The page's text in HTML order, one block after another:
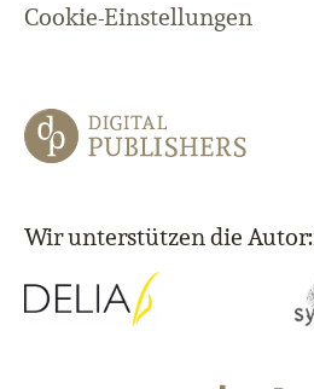
Cookie-Einstellungen
Wir unterstützen die